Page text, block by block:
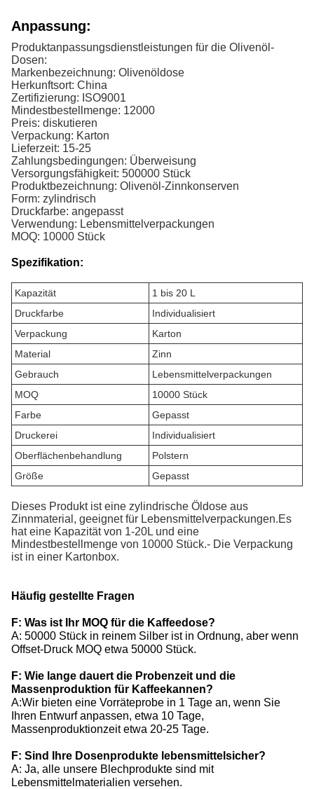
Anpassung:
Produktanpassungsdienstleistungen für die Olivenöl-
Dosen:
Markenbezeichnung: Olivenöldose
Herkunftsort: China
Zertifizierung: ISO9001
Mindestbestellmenge: 12000
Preis: diskutieren
Verpackung: Karton
Lieferzeit: 15-25
Zahlungsbedingungen: Überweisung
Versorgungsfähigkeit: 500000 Stück
Produktbezeichnung: Olivenöl-Zinnkonserven
Form: zylindrisch
Druckfarbe: angepasst
Verwendung: Lebensmittelverpackungen
MOQ: 10000 Stück
Spezifikation:
Kapazität
1 bis 20 L
Druckfarbe
Individualisiert
Verpackung
Karton
Material
Zinn
Gebrauch
Lebensmittelverpackungen
MOQ
10000 Stück
Farbe
Gepasst
Druckerei
Individualisiert
Oberflächenbehandlung
Polstern
Größe
Gepasst
Dieses Produkt ist eine zylindrische Öldose aus
Zinnmaterial, geeignet für Lebensmittelverpackungen.Es
hat eine Kapazität von 1-20L und eine
Mindestbestellmenge von 10000 Stück.- Die Verpackung
ist in einer Kartonbox.
Häufig gestellte Fragen
F: Was ist Ihr MOQ für die Kaffeedose?
A: 50000 Stück in reinem Silber ist in Ordnung, aber wenn
Offset-Druck MOQ etwa 50000 Stück.
F: Wie lange dauert die Probenzeit und die
Massenproduktion für Kaffeekannen?
A:Wir bieten eine Vorräteprobe in 1 Tage an, wenn Sie
Ihren Entwurf anpassen, etwa 10 Tage,
Massenproduktionzeit etwa 20-25 Tage.
F: Sind Ihre Dosenprodukte lebensmittelsicher?
A: Ja, alle unsere Blechprodukte sind mit
Lebensmittelmaterialien versehen.